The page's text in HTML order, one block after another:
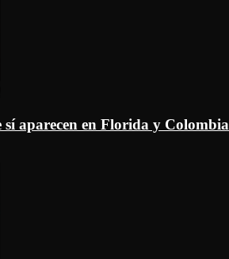
aparecen en Florida y Colombia